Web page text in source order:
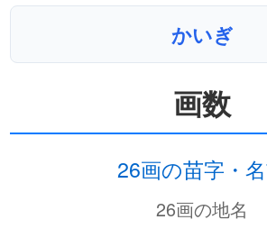
かいぎ
画数
26画の苗字・
26画の地名